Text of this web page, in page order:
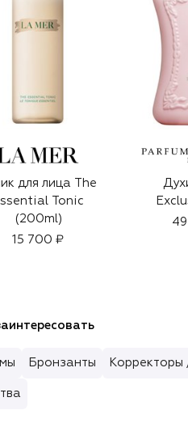
для лица The
Tonic
(200ml)
15 700 ₽
Бронзанты Корректоры